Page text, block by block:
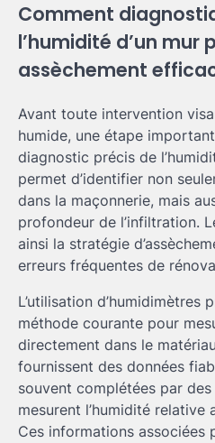
Comment
l’humidité d’un mur
assèchement
Avant toute intervention
humide, une étape
diagnostic précis de
permet d’identifier non
dans la maçonnerie, mais
profondeur de l’infiltration.
ainsi la stratégie
erreurs fréquentes de
L’utilisation d’humidimètres
méthode courante pour
directement dans le
fournissent des données
souvent complétées par
mesurent l’humidité relative
Ces informations associées